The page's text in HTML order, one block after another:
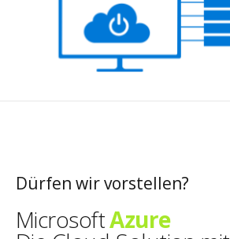
Dürfen wir vorstellen?
MicrosoftAzure